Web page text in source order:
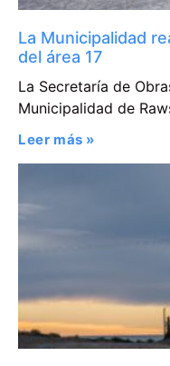
La Municipalidad
del área 17
La Secretaría de
Municipalidad de
Leer más »